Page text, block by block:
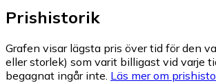
Prishistorik
Grafen visar lägsta pris över tid för den
eller storlek) som varit billigast vid varje
begagnat ingår inte. Läs mer om